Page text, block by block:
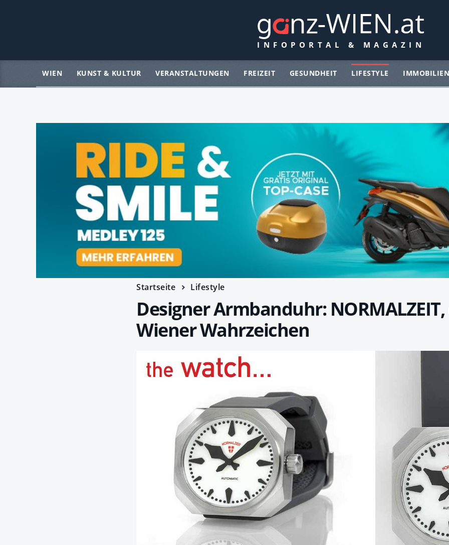
WIEN KUNST & KULTUR VERANSTALTUNGEN FREIZEIT GESUNDHEIT LIFESTYLE
Startseite Lifestyle
Designer Armbanduhr:
Wiener Wahrzeichen